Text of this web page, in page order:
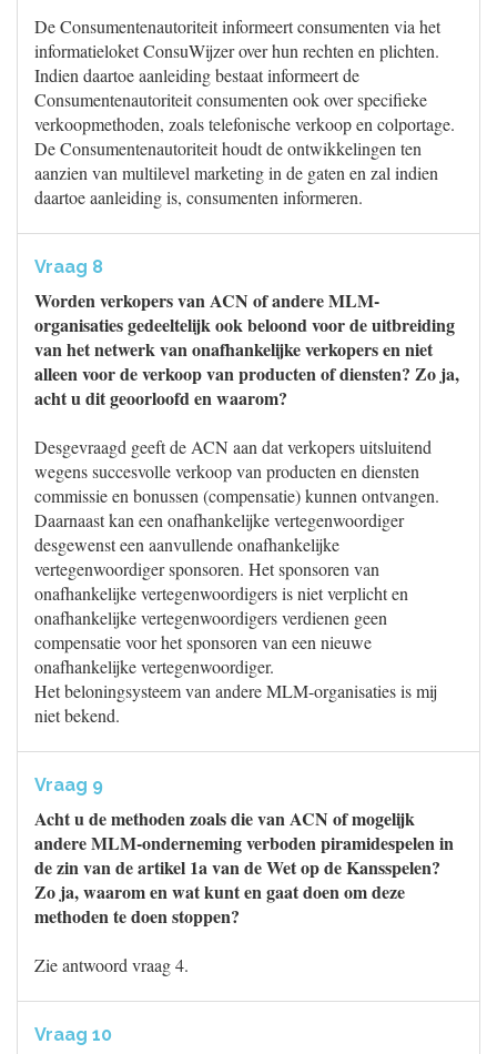
De Consumentenautoriteit informeert consumenten via het
informatieloket ConsuWijzer over hun rechten en plichten.
Indien daartoe aanleiding bestaat informeert de
Consumentenautoriteit consumenten ook over specifieke
verkoopmethoden, zoals telefonische verkoop en colportage.
De Consumentenautoriteit houdt de ontwikkelingen ten
aanzien van multilevel marketing in de gaten en zal indien
daartoe aanleiding is, consumenten informeren.
Vraag 8
Worden verkopers van ACN of andere MLM-
organisaties gedeeltelijk ook beloond voor de uitbreiding
van het netwerk van onafhankelijke verkopers en niet
alleen voor de verkoop van producten of diensten? Zo ja,
acht u dit geoorloofd en waarom?
Desgevraagd geeft de ACN aan dat verkopers uitsluitend
wegens succesvolle verkoop van producten en diensten
commissie en bonussen (compensatie) kunnen ontvangen.
Daarnaast kan een onafhankelijke vertegenwoordiger
desgewenst een aanvullende onafhankelijke
vertegenwoordiger sponsoren. Het sponsoren van
onafhankelijke vertegenwoordigers is niet verplicht en
onafhankelijke vertegenwoordigers verdienen geen
compensatie voor het sponsoren van een nieuwe
onafhankelijke vertegenwoordiger.
Het beloningsysteem van andere MLM-organisaties is mij
niet bekend.
Vraag 9
Acht u de methoden zoals die van ACN of mogelijk
andere MLM-onderneming verboden piramidespelen in
de zin van de artikel 1a van de Wet op de Kansspelen?
Zo ja, waarom en wat kunt en gaat doen om deze
methoden te doen stoppen?
Zie antwoord vraag 4.
Vraag 10